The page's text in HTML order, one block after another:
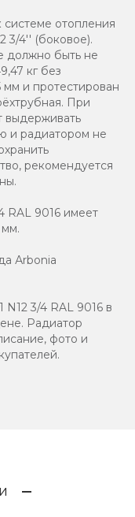
отопления
3/4'' (боковое).
должно быть не
кг без
мм и протестирован
При
выдерживать
и радиатором не
рекомендуется
RAL 9016 имеет
Аrbonia
3/4 RAL 9016 в
Радиатор
фото и